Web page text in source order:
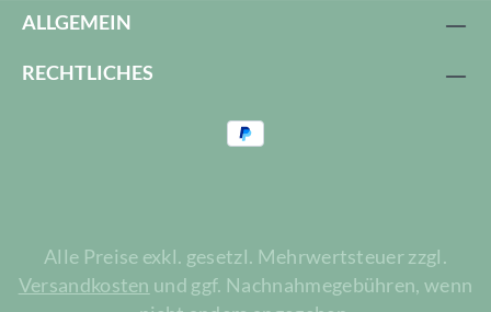
ALLGEMEIN
RECHTLICHES
Alle Preise exkl. gesetzl. Mehrwertsteuer zzgl.
Versandkosten und ggf. Nachnahmegebühren, wenn